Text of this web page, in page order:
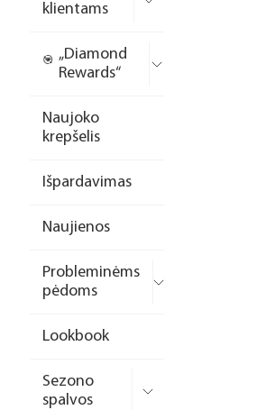
klientams
„Diamond
Rewards“
Naujoko
krepšelis
Išpardavimas
Naujienos
Probleminėms
pėdoms
Lookbook
Sezono
spalvos